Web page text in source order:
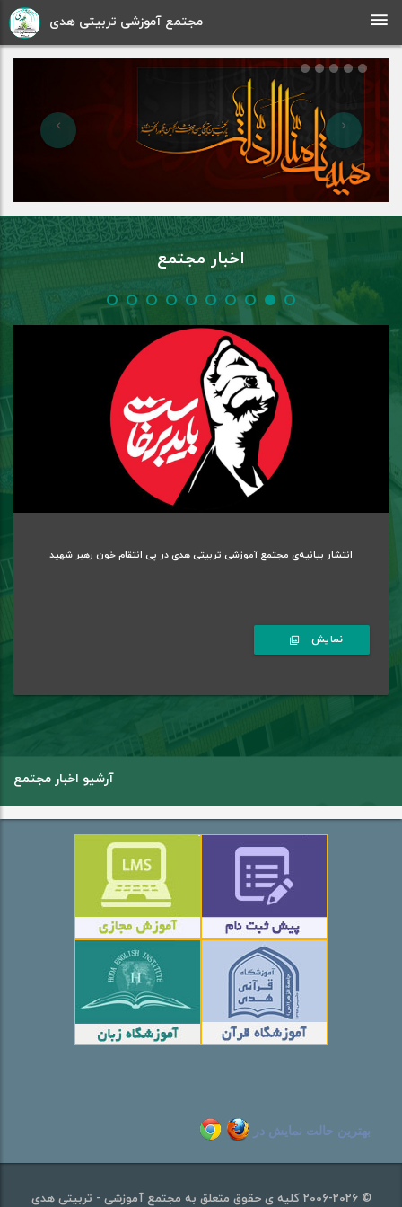
مجتمع آموزشی تربیتی هدی
ماه محرم و صفر
اخبار مجتمع
انتشار بیانیه‌ی مجتمع آموزشی تربیتی هدی در پی انتقام خون رهبر شهید
نمایش
آرشیو اخبار مجتمع
بهترین حالت نمایش در
© 2006-2026 کلیه ی حقوق متعلق به مجتمع آموزشی - تربیتی هدی